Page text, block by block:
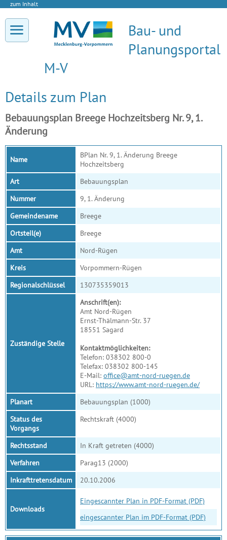
zum Inhalt
Bau- und
Planungsportal
M-V
Details zum Plan
Bebauungsplan Breege Hochzeitsberg Nr. 9, 1.
Änderung
Name
BPlan Nr. 9, 1. Änderung Breege
Hochzeitsberg
Art
Bebauungsplan
Nummer
9, 1. Änderung
Gemeindename
Breege
Ortsteil(e)
Breege
Amt
Nord-Rügen
Kreis
Vorpommern-Rügen
Regionalschlüssel
130735359013
Zuständige Stelle
Anschrift(en):
Amt Nord-Rügen
Ernst-Thälmann-Str. 37
18551 Sagard
Kontaktmöglichkeiten:
Telefon: 038302 800-0
Telefax: 038302 800-145
E-Mail: office@amt-nord-ruegen.de
URL: https://www.amt-nord-ruegen.de/
Planart
Bebauungsplan (1000)
Status des
Vorgangs
Rechtskraft (4000)
Rechtsstand
In Kraft getreten (4000)
Verfahren
Parag13 (2000)
Inkrafttretensdatum
20.10.2006
Downloads
Eingescannter Plan in PDF-Format (PDF)
eingescannter Plan im PDF-Format (PDF)